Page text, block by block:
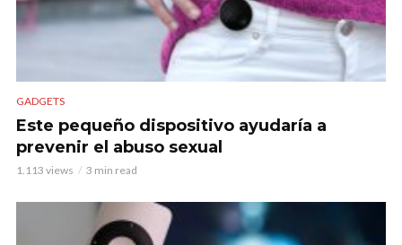
GADGETS
Este pequeño dispositivo ayudaría a
prevenir el abuso sexual
1.113 views 3 min read